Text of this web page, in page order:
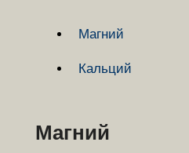
Магний
Кальций
Магний